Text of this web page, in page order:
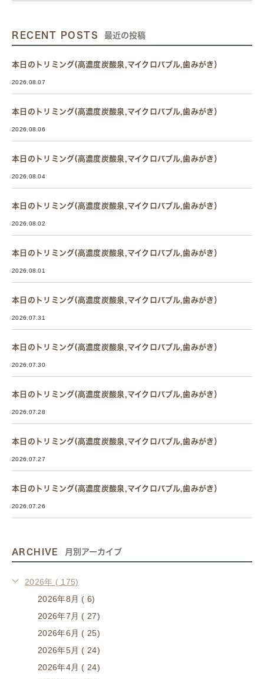
RECENT POSTS 最近の投稿
本日のトリミング(高濃度炭酸泉,マイクロバブル,歯みがき）
2026.08.07
本日のトリミング(高濃度炭酸泉,マイクロバブル,歯みがき）
2026.08.06
本日のトリミング(高濃度炭酸泉,マイクロバブル,歯みがき）
2026.08.04
本日のトリミング(高濃度炭酸泉,マイクロバブル,歯みがき）
2026.08.02
本日のトリミング(高濃度炭酸泉,マイクロバブル,歯みがき）
2026.08.01
本日のトリミング(高濃度炭酸泉,マイクロバブル,歯みがき）
2026.07.31
本日のトリミング(高濃度炭酸泉,マイクロバブル,歯みがき）
2026.07.30
本日のトリミング(高濃度炭酸泉,マイクロバブル,歯みがき）
2026.07.28
本日のトリミング(高濃度炭酸泉,マイクロバブル,歯みがき）
2026.07.27
本日のトリミング(高濃度炭酸泉,マイクロバブル,歯みがき）
2026.07.26
ARCHIVE 月別アーカイブ
2026年 ( 175)
2026年8月 ( 6)
2026年7月 ( 27)
2026年6月 ( 25)
2026年5月 ( 24)
2026年4月 ( 24)